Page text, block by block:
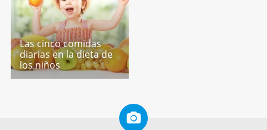
Las cinco comidas
diarias en la dieta de
los niños